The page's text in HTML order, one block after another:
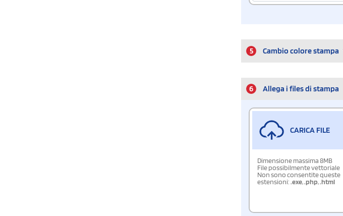
5 Cambio colore stampa
6 Allega i files di stampa
CARICA FILE
Dimensione massima 8MB
File possibilmente vettoriale
Non sono consentite queste
estensioni:.exe,.php,.html